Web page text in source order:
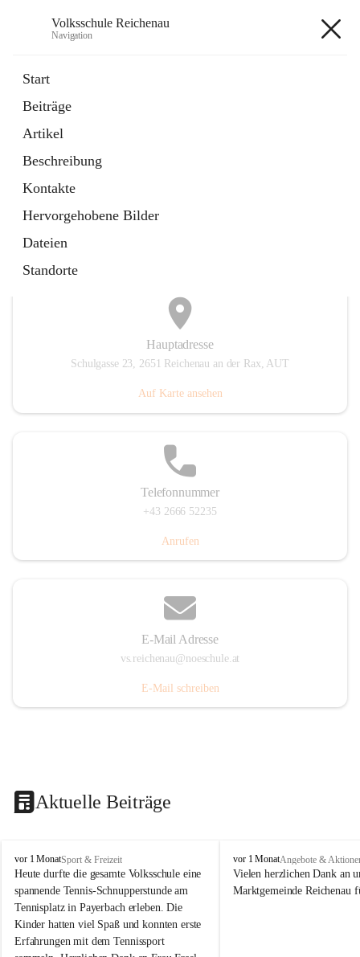
Volksschule Reichenau
Navigation
Start
Beiträge
Artikel
Beschreibung
Kontakte
Hervorgehobene Bilder
Dateien
Standorte
Externe Webseite
in
Tab
Toni Klix Maustraining
Externe Webseite
öffnet
in
neuem
Tab
Hauptadresse
Schulgasse 23, 2651 Reichenau an der Rax, AUT
Auf Karte ansehen
Telefonnummer
+43 2666 52235
Anrufen
E-Mail Adresse
vs.reichenau@noeschule.at
E-Mail schreiben
Aktuelle Beiträge
V
o
l
k
s
s
c
vor 1 MonatSport & Freizeit
Heute durfte die gesamte Volksschule eine
spannende Tennis-Schnupperstunde am
Tennisplatz in Payerbach erleben. Die
Kinder hatten viel Spaß und konnten erste
Erfahrungen mit dem Tennissport
V
o
l
vor 1 MonatAngebote &
Vielen herzlichen Dank an
Marktgemeinde Reichenau